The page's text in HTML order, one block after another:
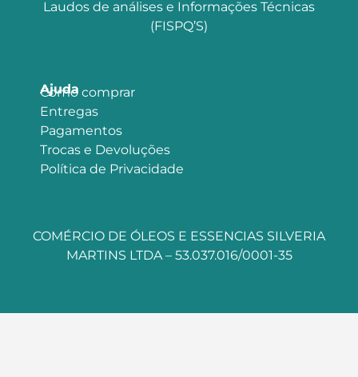
Laudos de análises e Informações Técnicas
(FISPQ’S)
Ajuda
Como comprar
Entregas
Pagamentos
Trocas e Devoluções
Política de Privacidade
COMÉRCIO DE ÓLEOS E ESSENCIAS SILVERIA
MARTINS LTDA – 53.037.016/0001-35